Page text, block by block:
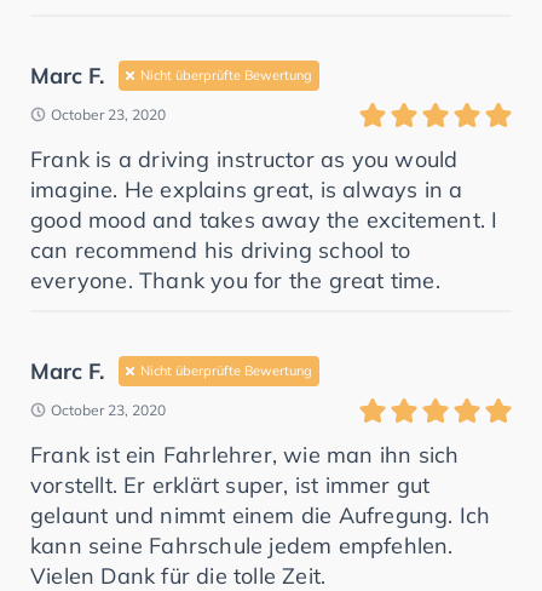
Marc F. Nicht überprüfte Bewertung
October 23, 2020
Frank is a driving instructor as you would
imagine. He explains great, is always in a
good mood and takes away the excitement. I
can recommend his driving school to
everyone. Thank you for the great time.
Marc F. Nicht überprüfte Bewertung
October 23, 2020
Frank ist ein Fahrlehrer, wie man ihn sich
vorstellt. Er erklärt super, ist immer gut
gelaunt und nimmt einem die Aufregung. Ich
kann seine Fahrschule jedem empfehlen.
Vielen Dank für die tolle Zeit.